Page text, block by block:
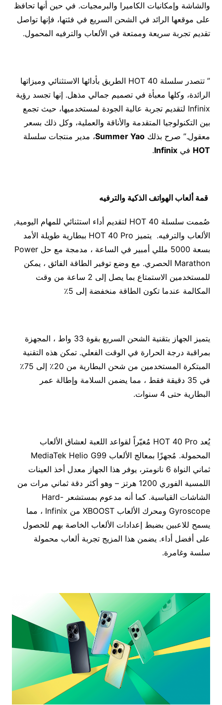
والشاشة وإمكانيات الكاميرا والبرمجيات. في حين أنها تحافظ
على موقعها الرائد في الشحن السريع في فئتها، فإنها تواصل
تقديم تجربة سريعة وممتعة في الألعاب والترفيه المحمول.
” تتصدر سلسلة HOT 40 الطريق بأدائها الاستثنائي وميزاتها
الرائدة، وكلها معبأة في تصميم جمالي مذهل. إنها تجسد رؤية
Infinix لتقديم تجربة عالية الجودة لمستخدميها، حيث تجمع
بين التكنولوجيا المتقدمة والأناقة والعملية، وكل ذلك بسعر
معقول.” صرح بذلك Summer Yao، مدير منتجات سلسلة
HOT في Infinix
.
قمة ألعاب الهواتف الذكية والترفيه
صُممت سلسلة HOT 40 لتقديم أداء استثنائي للمهام اليومية,
الألعاب والترفيه. يتميز HOT 40 Pro ببطارية طويلة الأمد
بسعة 5000 مللي أمبير في الساعة ، مدمجة مع حل Power
Marathon الحصري. مع وضع توفير الطاقة الفائق ، يمكن
للمستخدمين الاستمتاع بما يصل إلى 2 ساعة من وقت
المكالمة عندما تكون الطاقة منخفضة إلى 5٪
يتميز الجهاز بتقنية الشحن السريع بقوة 33 واط ، المجهزة
بمراقبة درجة الحرارة في الوقت الفعلي. تمكن هذه التقنية
المبتكرة المستخدمين من شحن البطارية من 20٪ إلى 75٪
في 35 دقيقة فقط ، مما يضمن السلامة وإطالة عمر
البطارية حتى 4 سنوات.
يُعد HOT 40 Pro مُغيّراً لقواعد اللعبة لعشاق الألعاب
المحمولة. مُجهزًا بمعالج الألعاب MediaTek Helio G99
ثماني النواة 6 نانومتر، يوفر هذا الجهاز معدل أخذ العينات
اللمسية الفوري 1200 هرتز – وهو أكثر دقة ثماني مرات من
الشاشات القياسية. كما أنه مدعوم بمستشعر Hard-
Gyroscope ومحرك الألعاب XBOOST من Infinix ، مما
يسمح للاعبين بضبط إعدادات الألعاب الخاصة بهم للحصول
على أفضل أداء. يضمن هذا المزيج تجربة ألعاب محمولة
سلسة وغامرة.